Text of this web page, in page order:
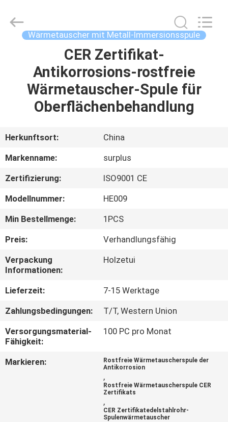
HAUSE
PRODUKTE
ÜBER
UNS
WERKSBESICHTIGUNG
QUALITÄTSKONTROLLE
KONTAKT
MIT
UNS
NEUIGKEITEN
BITTE UM
EIN
Limited.
Reserved.
Wärmetauscher mit Metall-Immersionsspule
CER Zertifikat-
Antikorrosions-rostfreie
Wärmetauscher-Spule für
Oberflächenbehandlung
Herkunftsort:
China
Markenname:
surplus
Zertifizierung:
ISO9001 CE
Modellnummer:
HE009
Min Bestellmenge:
1PCS
Preis:
Verhandlungsfähig
Verpackung
Informationen:
Holzetui
Lieferzeit:
7-15 Werktage
Zahlungsbedingungen:
T/T, Western Union
Versorgungsmaterial-
Fähigkeit:
100 PC pro Monat
Markieren:
Rostfreie Wärmetauscherspule der
Antikorrosion
,
Rostfreie Wärmetauscherspule CER
Zertifikats
,
CER Zertifikatedelstahlrohr-
Spulenwärmetauscher